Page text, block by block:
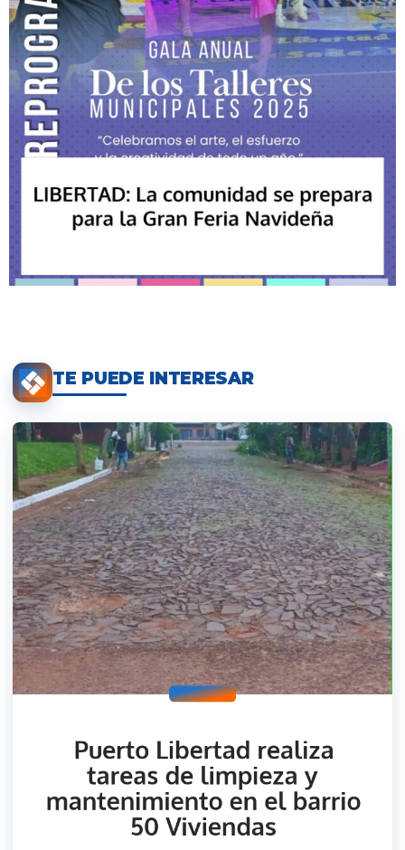
TE PUEDE INTERESAR